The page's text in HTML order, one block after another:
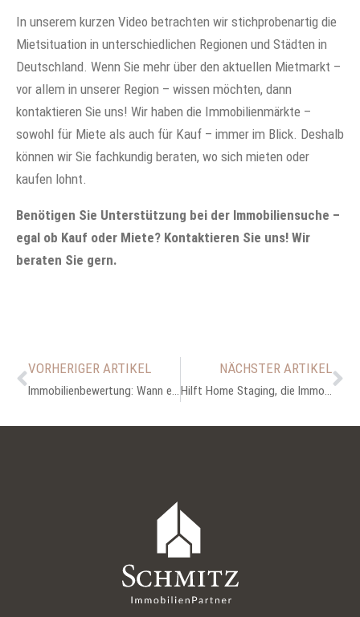
In unserem kurzen Video betrachten wir stichprobenartig die
Mietsituation in unterschiedlichen Regionen und Städten in
Deutschland. Wenn Sie mehr über den aktuellen Mietmarkt –
vor allem in unserer Region – wissen möchten, dann
kontaktieren Sie uns! Wir haben die Immobilienmärkte –
sowohl für Miete als auch für Kauf – immer im Blick. Deshalb
können wir Sie fachkundig beraten, wo sich mieten oder
kaufen lohnt.
Benötigen Sie Unterstützung bei der Immobiliensuche –
egal ob Kauf oder Miete? Kontaktieren Sie uns! Wir
beraten Sie gern.
VORHERIGER ARTIKEL
Immobilienbewertung: Wann eignet sich das Vergleichswertverfahren?
NÄCHSTER ARTIKEL
Hilft Home Staging, die Immobilie schneller zu verkaufen?